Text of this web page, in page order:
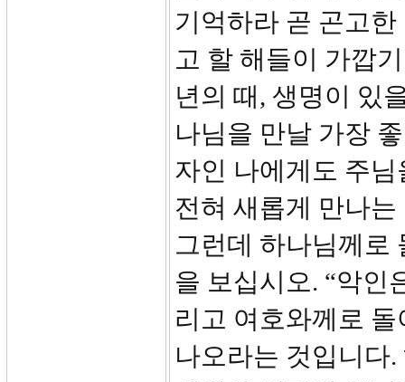
기억하라 곧 곤고
고 할 해들이 가깝
년의 때, 생명이 있
나님을 만날 가장
자인 나에게도 주
전혀 새롭게 만나
그런데 하나님께로
을 보십시오. “악인
리고 여호와께로
나오라는 것입니다